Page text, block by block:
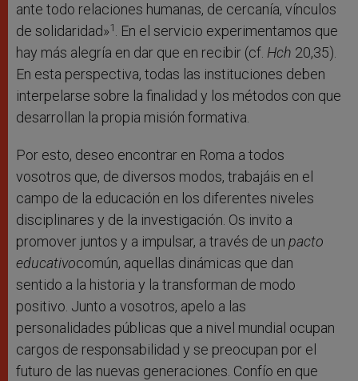
ante todo relaciones humanas, de cercanía, vínculos
de solidaridad»1. En el servicio experimentamos que
hay más alegría en dar que en recibir (cf. Hch 20,35).
En esta perspectiva, todas las instituciones deben
interpelarse sobre la finalidad y los métodos con que
desarrollan la propia misión formativa.
Por esto, deseo encontrar en Roma a todos
vosotros que, de diversos modos, trabajáis en el
campo de la educación en los diferentes niveles
disciplinares y de la investigación. Os invito a
promover juntos y a impulsar, a través de un pacto
educativocomún, aquellas dinámicas que dan
sentido a la historia y la transforman de modo
positivo. Junto a vosotros, apelo a las
personalidades públicas que a nivel mundial ocupan
cargos de responsabilidad y se preocupan por el
futuro de las nuevas generaciones. Confío en que